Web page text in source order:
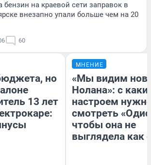
бензин на краевой сети заправок в
внезапно упали больше чем на 20
60
но
13 лет
МНЕНИЕ
«Мы видим
Нолана»: с
настроем
смотреть
чтобы она не
выглядела как